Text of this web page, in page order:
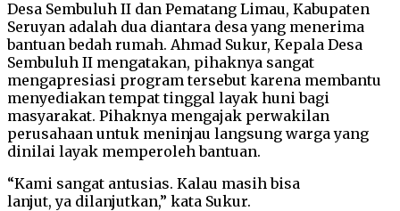
Desa Sembuluh II dan Pematang Limau, Kabupaten
Seruyan adalah dua diantara desa yang menerima
bantuan bedah rumah. Ahmad Sukur, Kepala Desa
Sembuluh II mengatakan, pihaknya sangat
mengapresiasi program tersebut karena membantu
menyediakan tempat tinggal layak huni bagi
masyarakat. Pihaknya mengajak perwakilan
perusahaan untuk meninjau langsung warga yang
dinilai layak memperoleh bantuan.
“Kami sangat antusias. Kalau masih bisa
lanjut, ya dilanjutkan,” kata Sukur.